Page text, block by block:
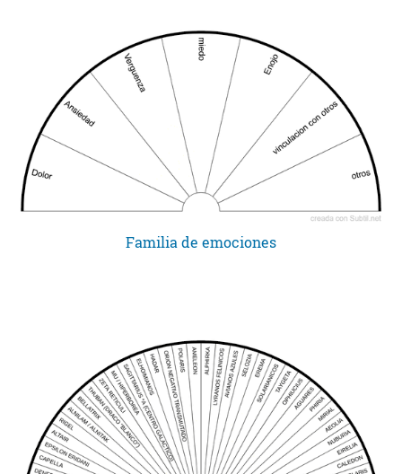
Familia de emociones